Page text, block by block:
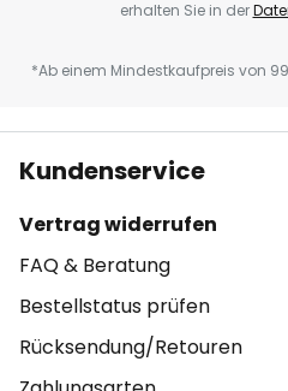
erhalten Sie in der
*Ab einem Mindestkaufpreis von
Kundenservice
Vertrag widerrufen
FAQ & Beratung
Bestellstatus prüfen
Rücksendung/Retouren